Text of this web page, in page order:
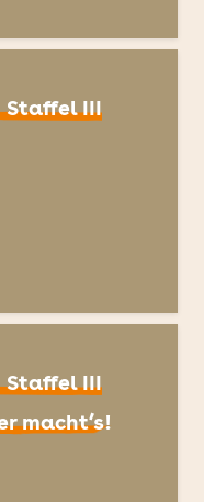
Staffel III
Staffel III
macht’s!